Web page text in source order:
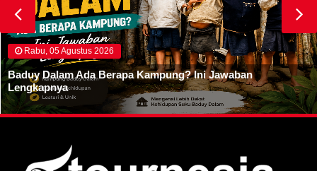
Rabu, 05 Agustus 2026
Baduy Dalam Ada Berapa Kampung? Ini Jawaban
Lengkapnya